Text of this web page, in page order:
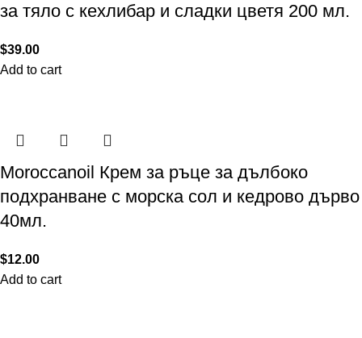
за тяло с кехлибар и сладки цветя 200 мл.
$39.00
Add to cart
Moroccanoil Крем за ръце за дълбоко
подхранване с морска сол и кедрово дърво
40мл.
$12.00
Add to cart